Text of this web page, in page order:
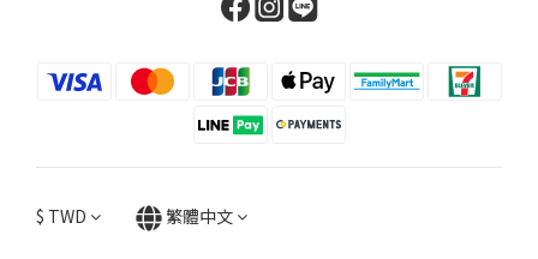
$ TWD 繁體中文